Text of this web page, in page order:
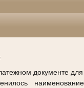
документе для
наименование